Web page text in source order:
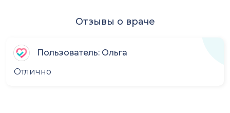
Отзывы о враче
Пользователь: Ольга
Отлично